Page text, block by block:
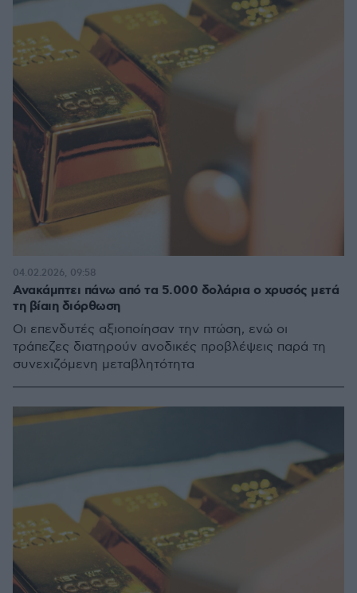
Ανακάμπτει πάνω από τα 5.000 δολάρια ο χρυσός μετά
τη βίαιη διόρθωση
Οι επενδυτές αξιοποίησαν την πτώση, ενώ οι
τράπεζες διατηρούν ανοδικές προβλέψεις παρά τη
συνεχιζόμενη μεταβλητότητα
04.02.2026, 09:58